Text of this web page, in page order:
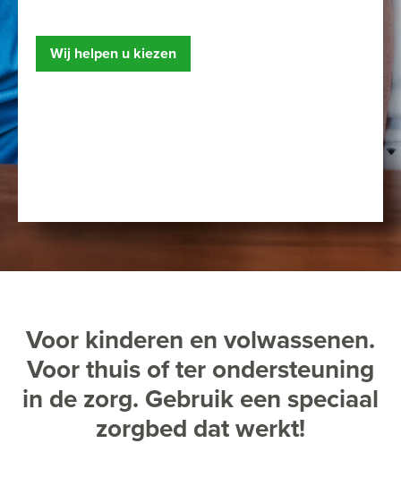
Wij helpen u kiezen
Voor kinderen en volwassenen.
Voor thuis of ter ondersteuning
in de zorg. Gebruik een speciaal
zorgbed dat werkt!